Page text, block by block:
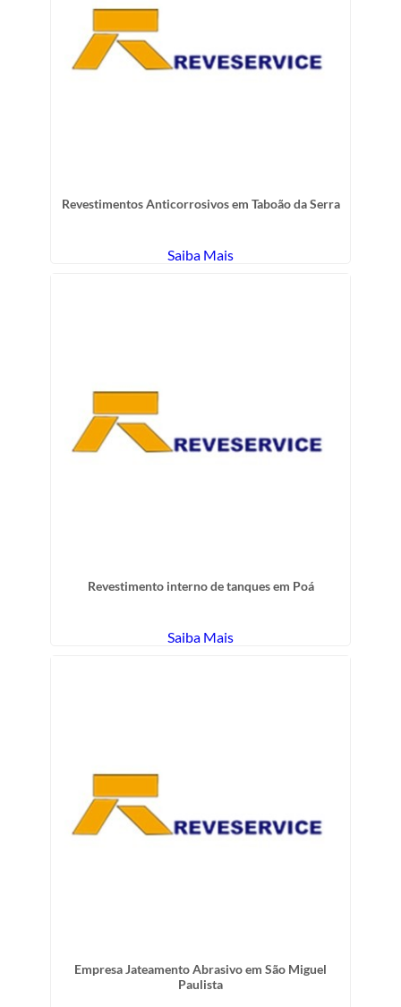
Revestimentos Anticorrosivos em Taboão da Serra
Saiba Mais
Revestimento interno de tanques em Poá
Saiba Mais
Empresa Jateamento Abrasivo em São Miguel
Paulista